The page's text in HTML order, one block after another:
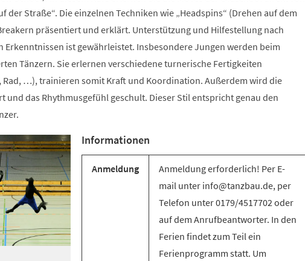
der Straße“. Die einzelnen Techniken wie „Headspins“ (Drehen auf dem
präsentiert und erklärt. Unterstützung und Hilfestellung nach
ist gewährleistet. Insbesondere Jungen werden beim
Tänzern. Sie erlernen verschiedene turnerische Fertigkeiten
Rad, …), trainieren somit Kraft und Koordination. Außerdem wird die
und das Rhythmusgefühl geschult. Dieser Stil entspricht genau den
Informationen
Anmeldung
Anmeldung erforderlich! Per E-
mail unter info@tanzbau.de, per
Telefon unter 0179/4517702 oder
auf dem Anrufbeantworter. In den
Ferien findet zum Teil ein
Ferienprogramm statt. Um